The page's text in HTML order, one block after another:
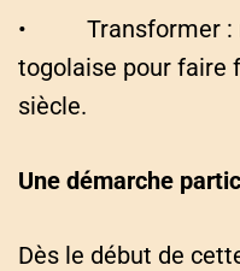
• Transformer :
togolaise pour faire
siècle.
Une démarche
Dès le début de